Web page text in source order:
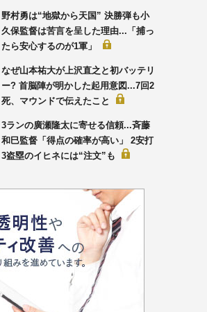
野村勇は“地獄から天国” 決勝弾も小
久保監督は苦言を呈した理由...「捕っ
たら安心するのが1軍」
なぜ山本祐大が上沢直之と初バッテリ
ー? 首脳陣が明かした起用意図...7回2
死、マウンドで伝えたこと
3ランの廣瀬隆太に寄せる信頼...斉藤
和巳監督「得点の確率が高い」 2安打
3盗塁のイヒネには“注文”も